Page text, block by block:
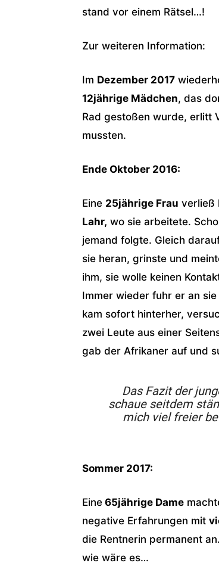
stand vor einem Rätsel…!
Zur weiteren Information:
Im Dezember 2017
12jährige Mädchen, das
Rad gestoßen wurde, erlitt
mussten.
Ende Oktober 2016:
Eine 25jährige Frau verließ
Lahr, wo sie arbeitete.
jemand folgte. Gleich
sie heran, grinste und
ihm, sie wolle keinen
Immer wieder fuhr er an
kam sofort hinterher,
zwei Leute aus einer
gab der Afrikaner auf und
Das Fazit der
schaue seitdem
mich viel freier
Sommer 2017:
Eine 65jährige Dame
negative Erfahrungen mit
die Rentnerin permanent
wie wäre es…